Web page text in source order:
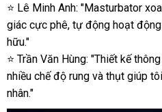
⭐ Lê Minh Anh: "Masturbator
giác cực phê, tự động hoạt
hữu."
⭐ Trần Văn Hùng: "Thiết kế
nhiều chế độ rung và thụt giúp
nhân."